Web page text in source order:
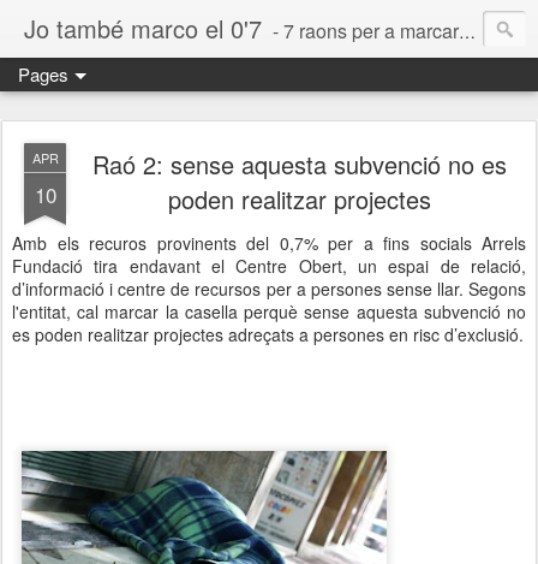
Jo també marco el 0'7 - 7 raons per a marcar la casella per a fins socials a la declaració a la renda
Pages
APR
10
Raó 2: sense aquesta subvenció no es
poden realitzar projectes
Amb els recuros provinents del 0,7% per a fins socials Arrels
Fundació tira endavant el Centre Obert, un espai de relació,
d’informació i centre de recursos per a persones sense llar. Segons
l'entitat, cal marcar la casella perquè sense aquesta subvenció no
es poden realitzar projectes adreçats a persones en risc d’exclusió.